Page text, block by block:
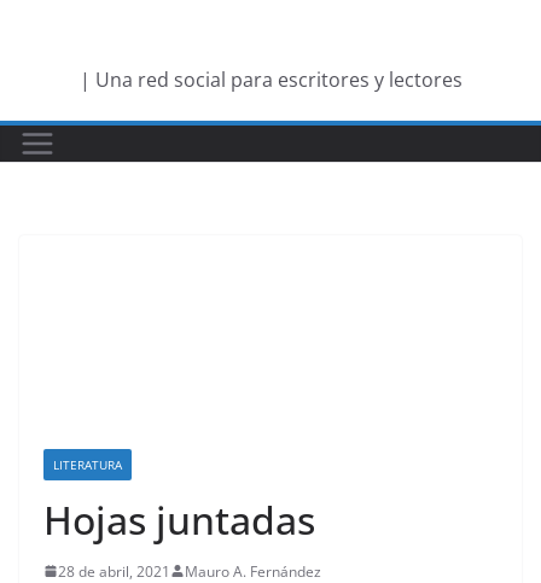
| Una red social para escritores y lectores
LITERATURA
Hojas juntadas
28 de abril, 2021 Mauro A. Fernández